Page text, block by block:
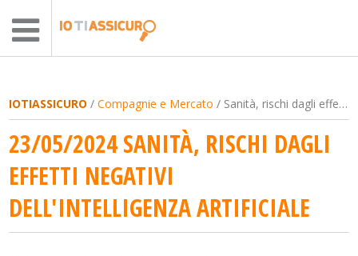
IOTIASSICURO /Compagnie e Mercato / Sanità, rischi dagli effetti negativi dell'intelligenza artificiale
23/05/2024 SANITÀ, RISCHI DAGLI
EFFETTI NEGATIVI
DELL'INTELLIGENZA ARTIFICIALE